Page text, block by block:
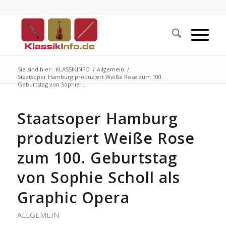
Sie sind hier: KLASSIKINFO / Allgemein /
Staatsoper Hamburg produziert Weiße Rose zum 100.
Geburtstag von Sophie ...
Staatsoper Hamburg
produziert Weiße Rose
zum 100. Geburtstag
von Sophie Scholl als
Graphic Opera
ALLGEMEIN